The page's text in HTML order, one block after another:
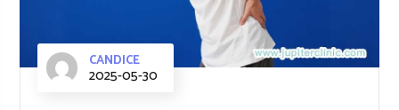
CANDICE
2025-05-30